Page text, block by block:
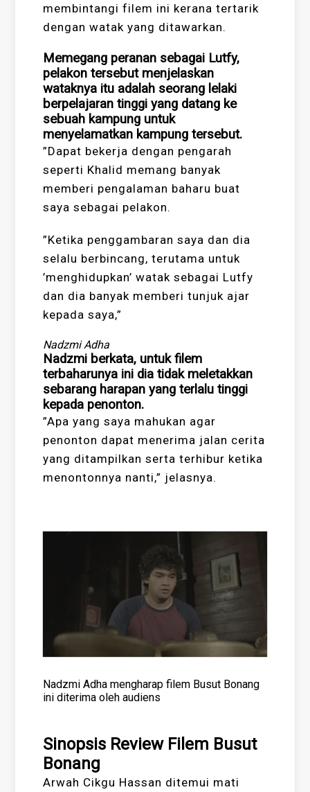
membintangi filem ini kerana tertarik
dengan watak yang ditawarkan.
Memegang peranan sebagai Lutfy,
pelakon tersebut menjelaskan
wataknya itu adalah seorang lelaki
berpelajaran tinggi yang datang ke
sebuah kampung untuk
menyelamatkan kampung tersebut.
”Dapat bekerja dengan pengarah
seperti Khalid memang banyak
memberi pengalaman baharu buat
saya sebagai pelakon.
”Ketika penggambaran saya dan dia
selalu berbincang, terutama untuk
’menghidupkan’ watak sebagai Lutfy
dan dia banyak memberi tunjuk ajar
kepada saya,”
Nadzmi Adha
Nadzmi berkata, untuk filem
terbaharunya ini dia tidak meletakkan
sebarang harapan yang terlalu tinggi
kepada penonton.
”Apa yang saya mahukan agar
penonton dapat menerima jalan cerita
yang ditampilkan serta terhibur ketika
menontonnya nanti,” jelasnya.
Nadzmi Adha mengharap filem Busut Bonang
ini diterima oleh audiens
Sinopsis Review Filem Busut
Bonang
Arwah Cikgu Hassan ditemui mati